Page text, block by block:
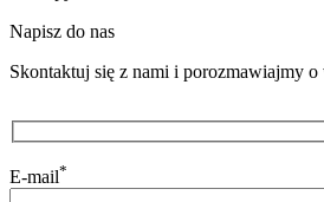
Napisz do nas
Skontaktuj się z nami i porozmawiajmy o
E-mail*